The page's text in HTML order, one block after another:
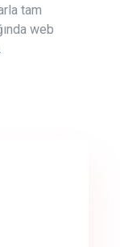
tam
web